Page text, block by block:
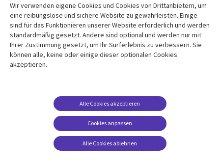
Mediathek
Library
GERMANY
Aktuelles
Rechtliches
Beschwerden/Hinweise
Compliance
Datenschutz
Impressum
Social
Media
GERMANY
Wir verwenden eigene Cookies und Cookies von Drittanbietern, um
eine reibungslose und sichere Website zu gewährleisten. Einige
sind für das Funktionieren unserer Website erforderlich und werden
standardmäßig gesetzt. Andere sind optional und werden nur mit
Ihrer Zustimmung gesetzt, um Ihr Surferlebnis zu verbessern. Sie
können alle, keine oder einige dieser optionalen Cookies
akzeptieren.
Cookies anpassen
Alle Cookies akzeptieren
Alle Cookies ablehnen